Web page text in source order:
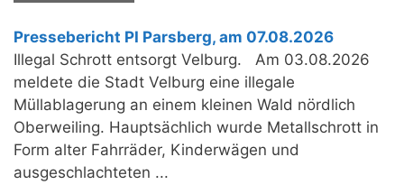
Pressebericht PI Parsberg, am 07.08.2026
Illegal Schrott entsorgt Velburg. Am 03.08.2026
meldete die Stadt Velburg eine illegale
Müllablagerung an einem kleinen Wald nördlich
Oberweiling. Hauptsächlich wurde Metallschrott in
Form alter Fahrräder, Kinderwägen und
ausgeschlachteten ...